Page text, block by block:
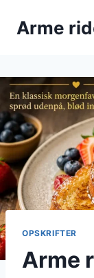
Arme
OPSKRIFTER
Arme